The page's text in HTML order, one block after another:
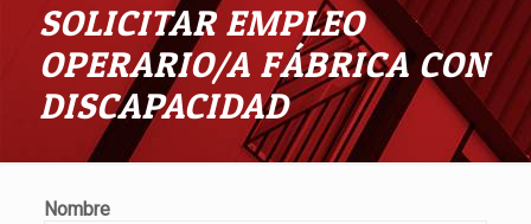
SOLICITAR EMPLEO
OPERARIO/A FÁBRICA CON
DISCAPACIDAD
Nombre